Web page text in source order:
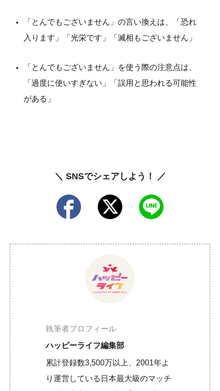
「とんでもございません」の言い換えは、「恐れ
入ります」「光栄です」「滅相もございません」
「とんでもございません」を使う際の注意点は、
「過度に使いすぎない」「誤用と思われる可能性
がある」
＼ SNSでシェアしよう！ ／
執筆者プロフィール
ハッピーライフ編集部
累計登録数3,500万以上、2001年よ
り運営している日本最大級のマッチ